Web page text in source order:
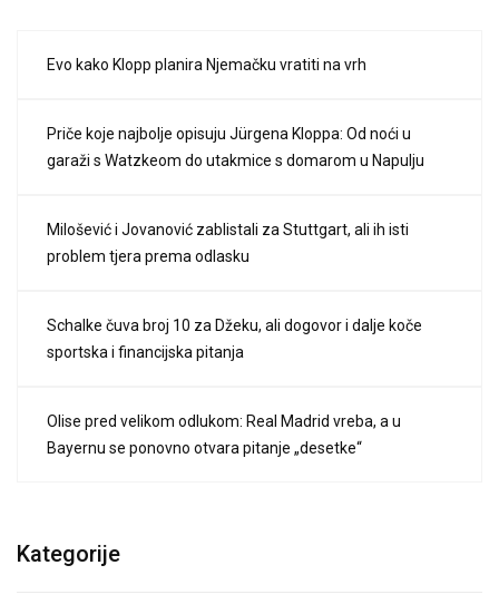
Evo kako Klopp planira Njemačku vratiti na vrh
Priče koje najbolje opisuju Jürgena Kloppa: Od noći u
garaži s Watzkeom do utakmice s domarom u Napulju
Milošević i Jovanović zablistali za Stuttgart, ali ih isti
problem tjera prema odlasku
Schalke čuva broj 10 za Džeku, ali dogovor i dalje koče
sportska i financijska pitanja
Olise pred velikom odlukom: Real Madrid vreba, a u
Bayernu se ponovno otvara pitanje „desetke“
Kategorije